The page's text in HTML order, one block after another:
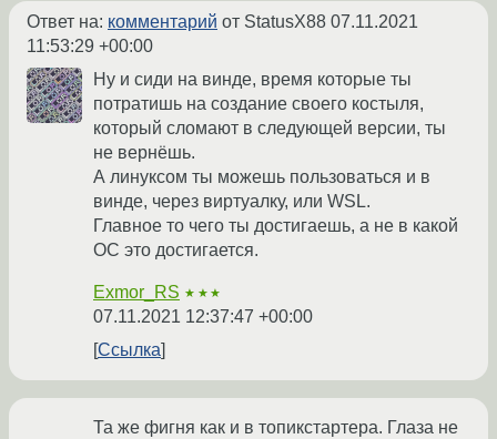
Ответ на: комментарий от StatusX88 07.11.2021
11:53:29 +00:00
Ну и сиди на винде, время которые ты
потратишь на создание своего костыля,
который сломают в следующей версии, ты
не вернёшь.
А линуксом ты можешь пользоваться и в
винде, через виртуалку, или WSL.
Главное то чего ты достигаешь, а не в какой
ОС это достигается.
Exmor_RS ★★★
07.11.2021 12:37:47 +00:00
Ссылка
Та же фигня как и в топикстартера. Глаза не